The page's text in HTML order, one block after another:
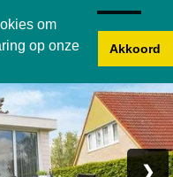
om
op onze
Akkoord
❯